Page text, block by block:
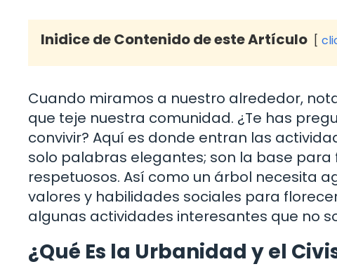
Inidice de Contenido de este Artículo
Cuando miramos a nuestro alrededor,
que teje nuestra comunidad. ¿Te has
convivir? Aquí es donde entran las
solo palabras elegantes; son la base
respetuosos. Así como un árbol necesita
valores y habilidades sociales para
algunas actividades interesantes que no
¿Qué Es la Urbanidad y el